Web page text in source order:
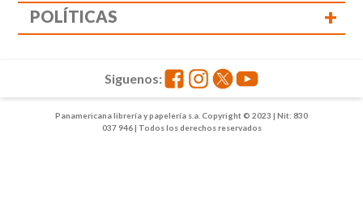
POLÍTICAS +
Panamericana librería y papelería s.a. Copyright © 2023 | Nit: 830
037 946 | Todos los derechos reservados
Siguenos: